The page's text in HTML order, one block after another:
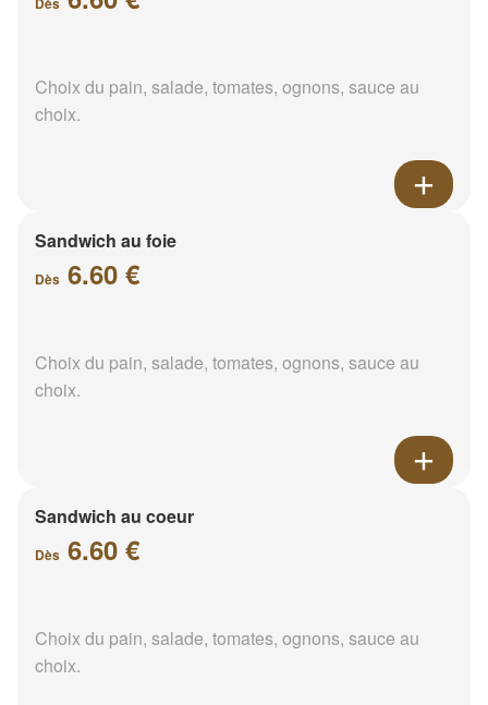
Choix du pain, salade, tomates, ognons, sauce au
choix.
Sandwich au foie
Dès 6.60 €
Choix du pain, salade, tomates, ognons, sauce au
choix.
Sandwich au coeur
Dès 6.60 €
Choix du pain, salade, tomates, ognons, sauce au
choix.